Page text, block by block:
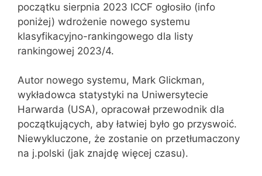
początku sierpnia 2023 ICCF ogłosiło (info
poniżej) wdrożenie nowego systemu
klasyfikacyjno-rankingowego dla listy
rankingowej 2023/4.
Autor nowego systemu, Mark Glickman,
wykładowca statystyki na Uniwersytecie
Harwarda (USA), opracował przewodnik dla
początkujących, aby łatwiej było go przyswoić.
Niewykluczone, że zostanie on przetłumaczony
na j.polski (jak znajdę więcej czasu).